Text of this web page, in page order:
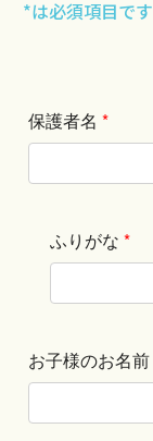
*は必須項目です
保護者名 *
ふりがな *
お子様のお名前